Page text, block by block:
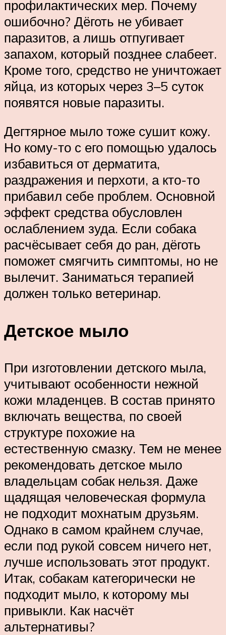
профилактических мер. Почему
ошибочно? Дёготь не убивает
паразитов, а лишь отпугивает
запахом, который позднее слабеет.
Кроме того, средство не уничтожает
яйца, из которых через 3–5 суток
появятся новые паразиты.
Дегтярное мыло тоже сушит кожу.
Но кому-то с его помощью удалось
избавиться от дерматита,
раздражения и перхоти, а кто-то
прибавил себе проблем. Основной
эффект средства обусловлен
ослаблением зуда. Если собака
расчёсывает себя до ран, дёготь
поможет смягчить симптомы, но не
вылечит. Заниматься терапией
должен только ветеринар.
Детское мыло
При изготовлении детского мыла,
учитывают особенности нежной
кожи младенцев. В состав принято
включать вещества, по своей
структуре похожие на
естественную смазку. Тем не менее
рекомендовать детское мыло
владельцам собак нельзя. Даже
щадящая человеческая формула
не подходит мохнатым друзьям.
Однако в самом крайнем случае,
если под рукой совсем ничего нет,
лучше использовать этот продукт.
Итак, собакам категорически не
подходит мыло, к которому мы
привыкли. Как насчёт
альтернативы?